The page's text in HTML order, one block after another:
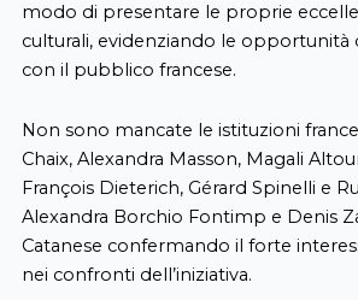
modo di presentare le proprie
culturali, evidenziando le opportunità
con il pubblico francese.
Non sono mancate le istituzioni
Chaix, Alexandra Masson, Magali
François Dieterich, Gérard Spinelli e
Alexandra Borchio Fontimp e Denis
Catanese confermando il forte
nei confronti dell’iniziativa.